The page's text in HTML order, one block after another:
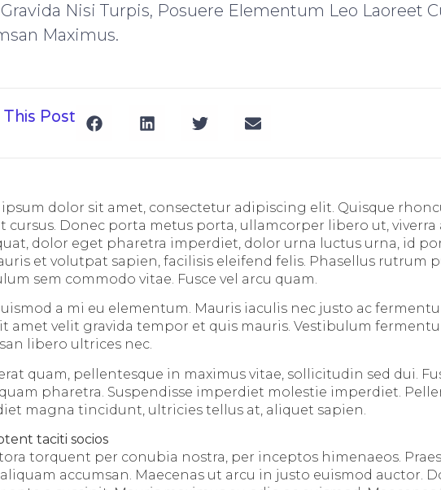
Nisi Turpis, Posuere Elementum Leo Laoreet
Maximus.
Post
dolor sit amet, consectetur adipiscing elit. Quisque
cursus. Donec porta metus porta, ullamcorper libero ut, viverra
dolor eget pharetra imperdiet, dolor urna luctus urna, id
et volutpat sapien, facilisis eleifend felis. Phasellus rutrum
sem commodo vitae. Fusce vel arcu quam.
a mi eu elementum. Mauris iaculis nec justo ac
amet velit gravida tempor et quis mauris. Vestibulum
libero ultrices nec.
quam, pellentesque in maximus vitae, sollicitudin sed dui.
pharetra. Suspendisse imperdiet molestie imperdiet.
magna tincidunt, ultricies tellus at, aliquet sapien.
taciti socios
torquent per conubia nostra, per inceptos himenaeos.
accumsan. Maecenas ut arcu in justo euismod auctor.